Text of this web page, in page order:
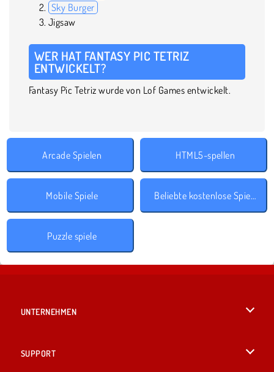
Sky Burger
Jigsaw
WER HAT FANTASY PIC TETRIZ
ENTWICKELT?
Fantasy Pic Tetriz wurde von Lof Games entwickelt.
Arcade Spielen HTML5-spellen
Mobile Spiele Beliebte kostenlose Spiele
Puzzle spiele
UNTERNEHMEN
SUPPORT